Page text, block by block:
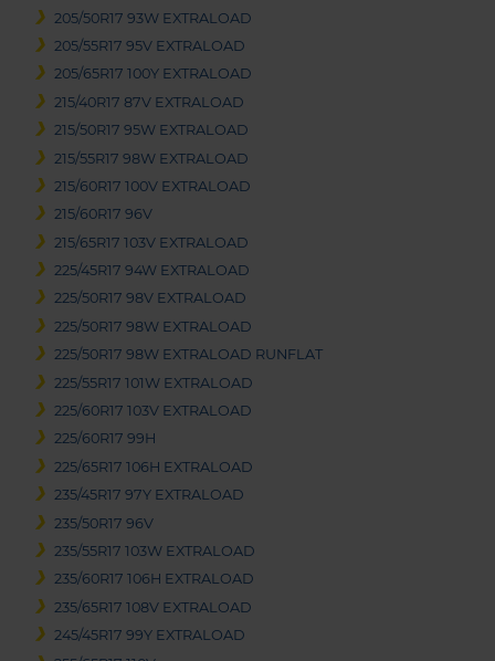
205/50R17 93W EXTRALOAD
205/55R17 95V EXTRALOAD
205/65R17 100Y EXTRALOAD
215/40R17 87V EXTRALOAD
215/50R17 95W EXTRALOAD
215/55R17 98W EXTRALOAD
215/60R17 100V EXTRALOAD
215/60R17 96V
215/65R17 103V EXTRALOAD
225/45R17 94W EXTRALOAD
225/50R17 98V EXTRALOAD
225/50R17 98W EXTRALOAD
225/50R17 98W EXTRALOAD RUNFLAT
225/55R17 101W EXTRALOAD
225/60R17 103V EXTRALOAD
225/60R17 99H
225/65R17 106H EXTRALOAD
235/45R17 97Y EXTRALOAD
235/50R17 96V
235/55R17 103W EXTRALOAD
235/60R17 106H EXTRALOAD
235/65R17 108V EXTRALOAD
245/45R17 99Y EXTRALOAD